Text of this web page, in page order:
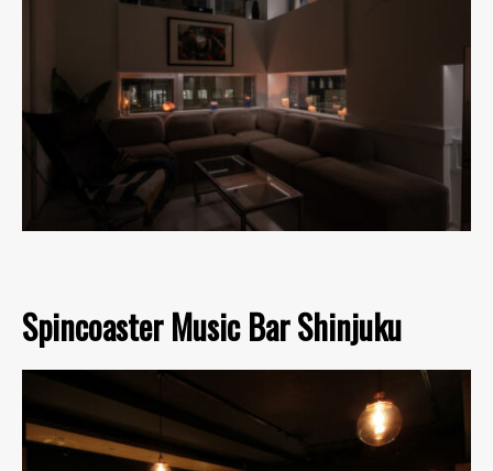
Spincoaster Music Bar Shinjuku